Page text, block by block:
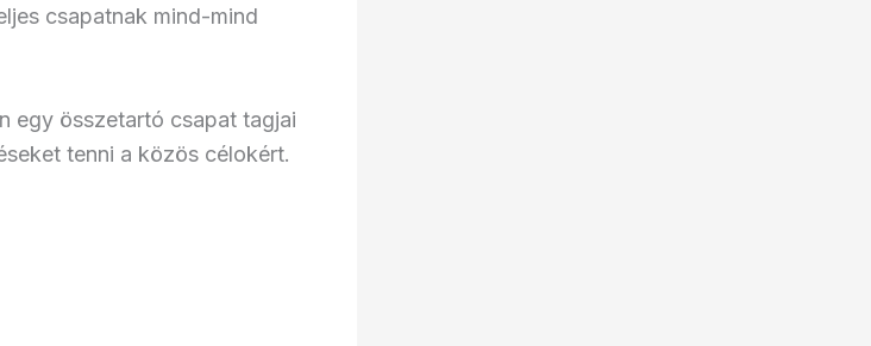
csapatnak mind-mind
egy összetartó csapat tagjai
tenni a közös célokért.